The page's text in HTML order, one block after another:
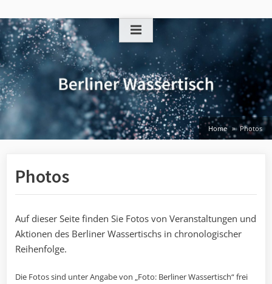
to
content
Home Photos
Photos
Auf dieser Seite finden Sie Fotos von Veranstaltungen und
Aktionen des Berliner Wassertischs in chronologischer
Reihenfolge.
Die Fotos sind unter Angabe von „Foto: Berliner Wassertisch“ frei